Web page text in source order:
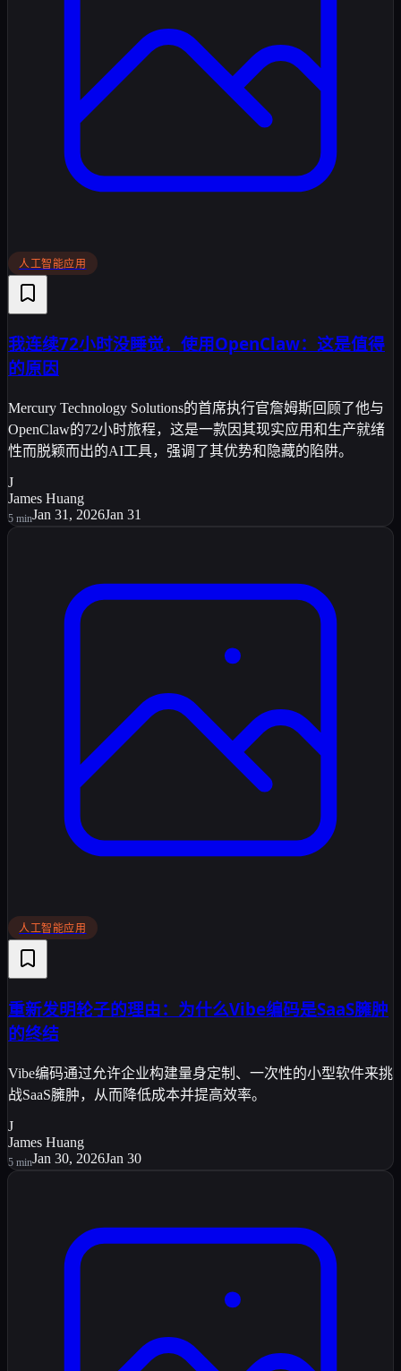
人工智能应用
我连续72小时没睡觉，使用OpenClaw：这是值得
的原因
Mercury Technology Solutions的首席执行官詹姆斯回顾了他与
OpenClaw的72小时旅程，这是一款因其现实应用和生产就绪
性而脱颖而出的AI工具，强调了其优势和隐藏的陷阱。
J
James Huang
5 minJan 31, 2026Jan 31
人工智能应用
重新发明轮子的理由：为什么Vibe编码是SaaS臃肿
的终结
Vibe编码通过允许企业构建量身定制、一次性的小型软件来挑
战SaaS臃肿，从而降低成本并提高效率。
J
James Huang
5 minJan 30, 2026Jan 30